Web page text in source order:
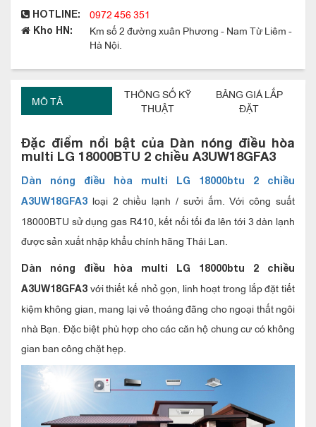
HOTLINE: 0972 456 351
Kho HN:
Km số 2 đường xuân Phương - Nam Từ Liêm -
Hà Nội.
MÔ TẢ
THÔNG SỐ KỸ
THUẬT
BẢNG GIÁ LẮP
ĐẶT
Đặc điểm nổi bật của Dàn nóng điều hòa
multi LG 18000BTU 2 chiều A3UW18GFA3
Dàn nóng điều hòa multi LG 18000btu 2 chiều
A3UW18GFA3 loại 2 chiều lạnh / sưởi ấm. Với công suất
18000BTU sử dụng gas R410, kết nối tối đa lên tới 3 dàn lạnh
được sản xuất nhập khẩu chính hãng Thái Lan.
Dàn nóng điều hòa multi LG 18000btu 2 chiều
A3UW18GFA3 với thiết kế nhỏ gọn, linh hoạt trong lắp đặt tiết
kiệm không gian, mang lại vẻ thoáng đãng cho ngoại thất ngôi
nhà Bạn. Đặc biệt phù hợp cho các căn hộ chung cư có không
gian ban công chặt hẹp.